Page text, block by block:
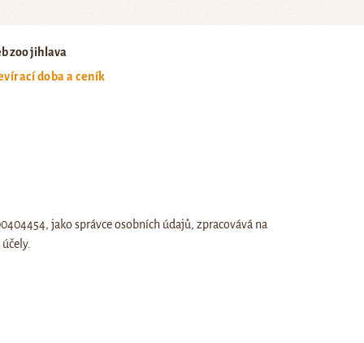
zoo jihlava
doba a ceník
jako správce osobních údajů, zpracovává na